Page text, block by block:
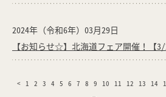
2024年（令和6年）03月29日
【お知らせ☆】北海道フェア開催！【
< 1 2 3 4 5 6 7 8 9 10 11 12 13 14